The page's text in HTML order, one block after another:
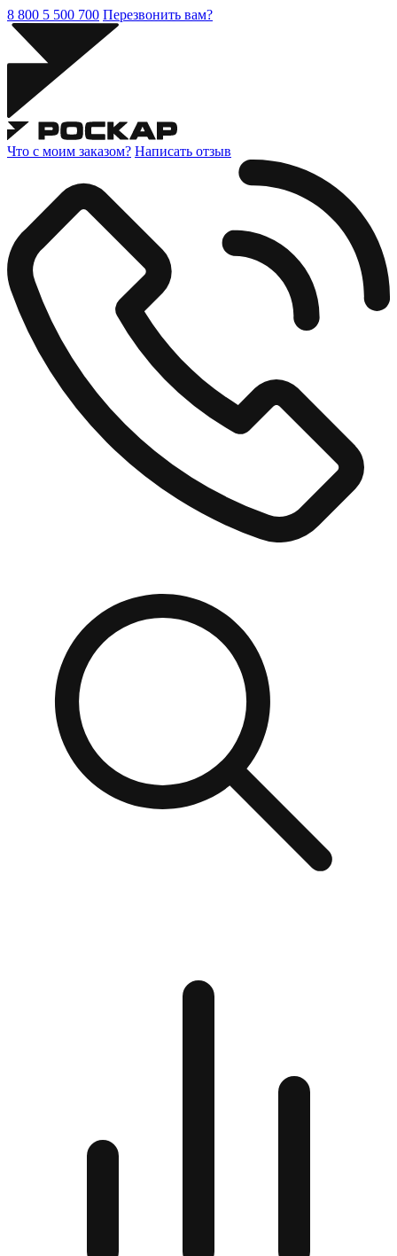
8 800 5 500 700 Перезвонить вам?
Что с моим заказом? Написать отзыв